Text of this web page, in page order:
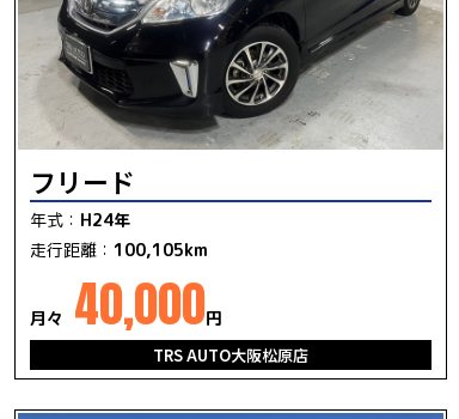
フリード
年式： H24年
走行距離： 100,105km
月々 40,000円
TRS AUTO大阪松原店